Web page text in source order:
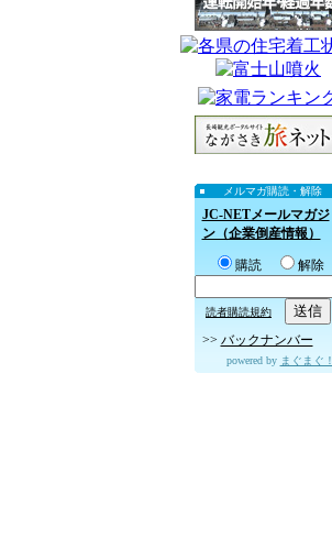
メルマガ購読・解除
JC-NETメールマガジ
ン（企業倒産情報）
購読 解除
読者購読規約
>> バックナンバー
powered by まぐまぐ！